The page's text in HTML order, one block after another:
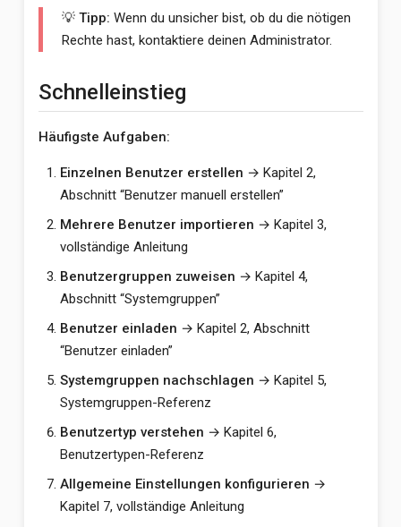
💡 Tipp: Wenn du unsicher bist, ob du die nötigen
Rechte hast, kontaktiere deinen Administrator.
Schnelleinstieg
Häufigste Aufgaben:
Einzelnen Benutzer erstellen → Kapitel 2,
Abschnitt “Benutzer manuell erstellen”
Mehrere Benutzer importieren → Kapitel 3,
vollständige Anleitung
Benutzergruppen zuweisen → Kapitel 4,
Abschnitt “Systemgruppen”
Benutzer einladen → Kapitel 2, Abschnitt
“Benutzer einladen”
Systemgruppen nachschlagen → Kapitel 5,
Systemgruppen-Referenz
Benutzertyp verstehen → Kapitel 6,
Benutzertypen-Referenz
Allgemeine Einstellungen konfigurieren →
Kapitel 7, vollständige Anleitung